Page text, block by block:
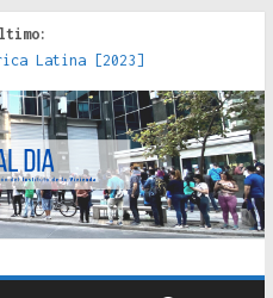
Latina [2023]
de los Estados :
[2022]
el acero : hacia una teoría
[2020]
adecuada [2019]
del Seguro Obrero en
[2014]